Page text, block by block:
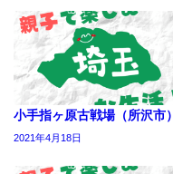
小手指ヶ原古戦場（所沢市）
2021年4月18日